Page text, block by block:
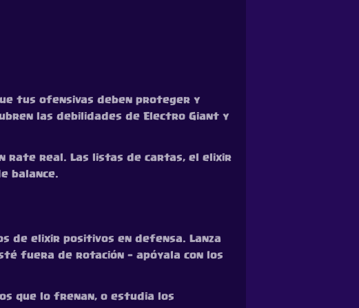
tus ofensivas deben proteger y
las debilidades de Electro Giant y
rate real. Las listas de cartas, el elixir
balance.
de elixir positivos en defensa. Lanza
fuera de rotación — apóyala con los
que lo frenan, o estudia los